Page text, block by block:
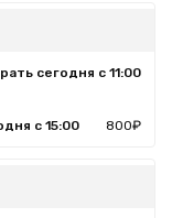
сегодня с 11:00
с 15:00 800₽